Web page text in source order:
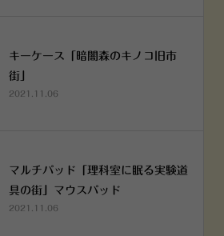
キーケース「暗闇森のキノコ旧市
街」
2021.11.06
マルチパッド「理科室に眠る実験道
具の街」マウスパッド
2021.11.06